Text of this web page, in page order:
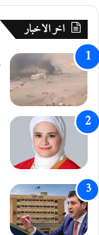
ط
ا
ل
ا
د
ي
ة
ا
ل
أ
غ
و
ا
ل
د
ا
م
ق
ر
ر
اخر الاخبار